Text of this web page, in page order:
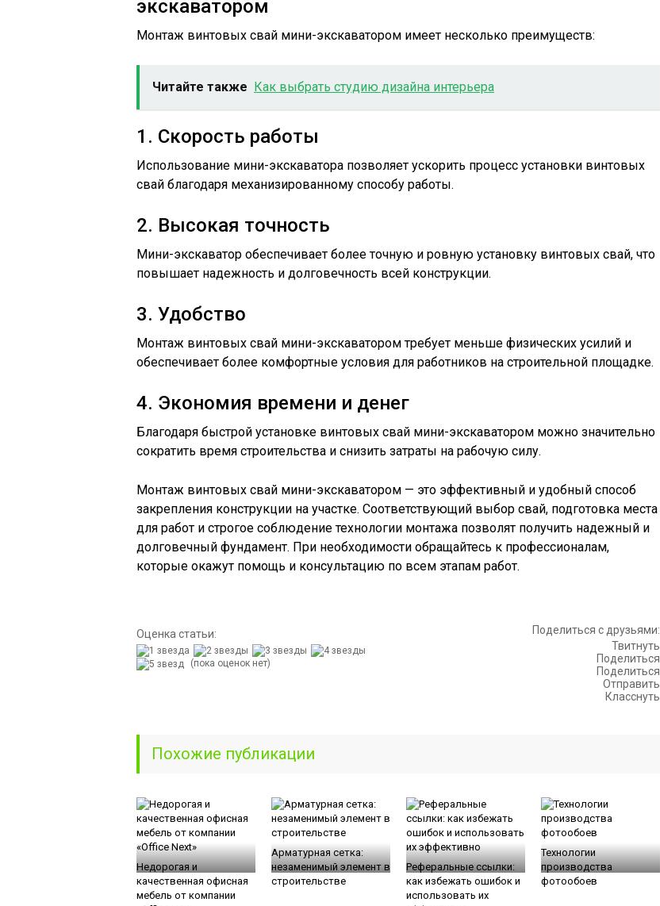
экскаватором
Монтаж винтовых свай мини-экскаватором имеет несколько преимуществ:
Читайте также Как выбрать студию дизайна интерьера
1. Скорость работы
Использование мини-экскаватора позволяет ускорить процесс установки винтовых
свай благодаря механизированному способу работы.
2. Высокая точность
Мини-экскаватор обеспечивает более точную и ровную установку винтовых свай, что
повышает надежность и долговечность всей конструкции.
3. Удобство
Монтаж винтовых свай мини-экскаватором требует меньше физических усилий и
обеспечивает более комфортные условия для работников на строительной площадке.
4. Экономия времени и денег
Благодаря быстрой установке винтовых свай мини-экскаватором можно значительно
сократить время строительства и снизить затраты на рабочую силу.
Монтаж винтовых свай мини-экскаватором — это эффективный и удобный способ
закрепления конструкции на участке. Соответствующий выбор свай, подготовка места
для работ и строгое соблюдение технологии монтажа позволят получить надежный и
долговечный фундамент. При необходимости обращайтесь к профессионалам,
которые окажут помощь и консультацию по всем этапам работ.
Оценка статьи:
(пока оценок нет)
Поделиться с друзьями:
Твитнуть
Поделиться
Поделиться
Отправить
Класснуть
Похожие публикации
Недорогая и
качественная офисная
мебель от компании
Арматурная сетка:
незаменимый элемент в
строительстве
Реферальные ссылки:
как избежать ошибок и
использовать их
Технологии
производства
фотообоев